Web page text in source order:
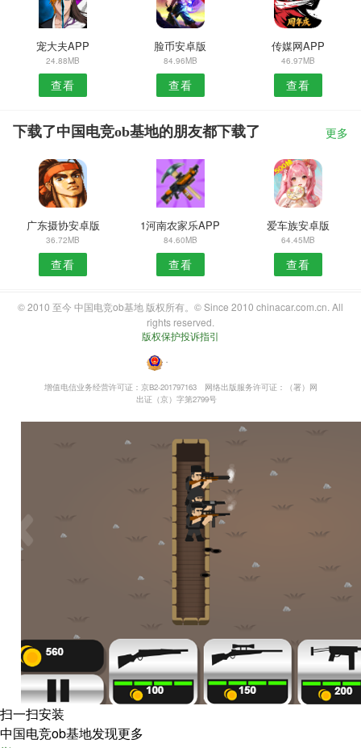
宠大夫APP
24.88MB
查看
脸币安卓版
84.96MB
查看
传媒网APP
46.97MB
查看
下载了中国电竞ob基地的朋友都下载了 更多
广东摄协安卓版
36.72MB
查看
1河南农家乐APP
84.60MB
查看
爱车族安卓版
64.45MB
查看
© 2010 至今 中国电竞ob基地 版权所有。© Since 2010 chinacar.com.cn. All
rights reserved.
版权保护投诉指引
・
增值电信业务经营许可证：京B2-201797163
网络出版服务许可证：（署）网
出证（京）字第2799号
扫一扫安装
中国电竞ob基地发现更多